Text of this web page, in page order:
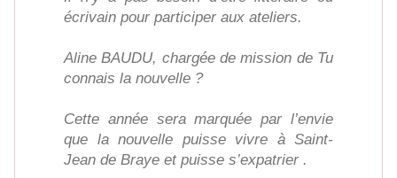
écrivain pour participer aux ateliers.
Aline BAUDU, chargée de mission de Tu
connais la nouvelle ?
Cette année sera marquée par l’envie
que la nouvelle puisse vivre à Saint-
Jean de Braye et puisse s’expatrier .